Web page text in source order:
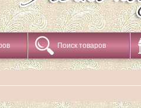
Поиск товаров